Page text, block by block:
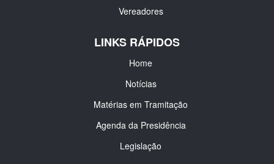
Vereadores
LINKS RÁPIDOS
Home
Notícias
Matérias em Tramitação
Agenda da Presidência
Legislação